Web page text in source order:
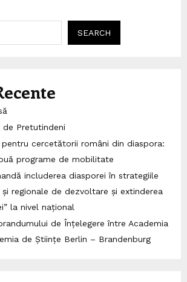
SEARCH
de Pretutindeni
cercetătorii români din diaspora:
programe de mobilitate
includerea diasporei în strategiile
regionale de dezvoltare și extinderea
la nivel național
de Înțelegere între Academia
de Științe Berlin – Brandenburg